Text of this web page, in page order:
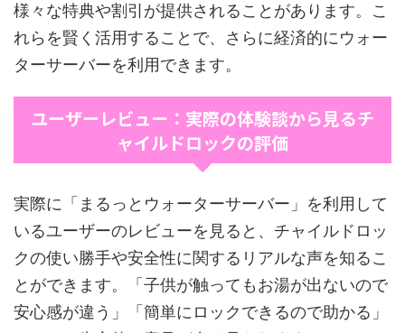
様々な特典や割引が提供されることがあります。こ
れらを賢く活用することで、さらに経済的にウォー
ターサーバーを利用できます。
ユーザーレビュー：実際の体験談から見るチ
ャイルドロックの評価
実際に「まるっとウォーターサーバー」を利用して
いるユーザーのレビューを見ると、チャイルドロッ
クの使い勝手や安全性に関するリアルな声を知るこ
とができます。「子供が触ってもお湯が出ないので
安心感が違う」「簡単にロックできるので助かる」